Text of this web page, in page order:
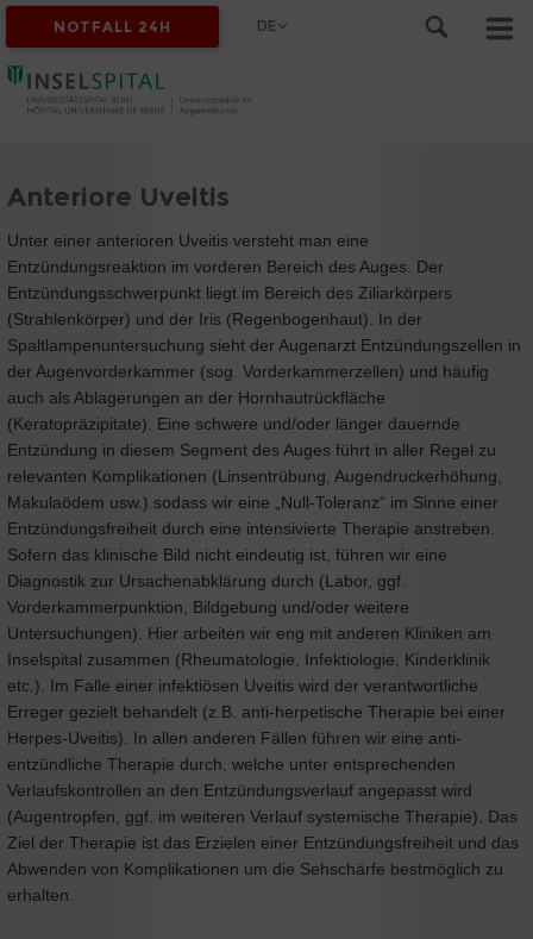
NOTFALL 24H DE
Anteriore Uveitis
Unter einer anterioren Uveitis versteht man eine
Entzündungsreaktion im vorderen Bereich des Auges. Der
Entzündungsschwerpunkt liegt im Bereich des Ziliarkörpers
(Strahlenkörper) und der Iris (Regenbogenhaut). In der
Spaltlampenuntersuchung sieht der Augenarzt Entzündungszellen in
der Augenvorderkammer (sog. Vorderkammerzellen) und häufig
auch als Ablagerungen an der Hornhautrückfläche
(Keratopräzipitate). Eine schwere und/oder länger dauernde
Entzündung in diesem Segment des Auges führt in aller Regel zu
relevanten Komplikationen (Linsentrübung, Augendruckerhöhung,
Makulaödem usw.) sodass wir eine „Null-Toleranz“ im Sinne einer
Entzündungsfreiheit durch eine intensivierte Therapie anstreben.
Sofern das klinische Bild nicht eindeutig ist, führen wir eine
Diagnostik zur Ursachenabklärung durch (Labor, ggf.
Vorderkammerpunktion, Bildgebung und/oder weitere
Untersuchungen). Hier arbeiten wir eng mit anderen Kliniken am
Inselspital zusammen (Rheumatologie, Infektiologie, Kinderklinik
etc.). Im Falle einer infektiösen Uveitis wird der verantwortliche
Erreger gezielt behandelt (z.B. anti-herpetische Therapie bei einer
Herpes-Uveitis). In allen anderen Fällen führen wir eine anti-
entzündliche Therapie durch, welche unter entsprechenden
Verlaufskontrollen an den Entzündungsverlauf angepasst wird
(Augentropfen, ggf. im weiteren Verlauf systemische Therapie). Das
Ziel der Therapie ist das Erzielen einer Entzündungsfreiheit und das
Abwenden von Komplikationen um die Sehschärfe bestmöglich zu
erhalten.